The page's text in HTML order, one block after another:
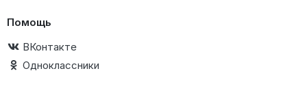
Помощь
ВКонтакте
Одноклассники